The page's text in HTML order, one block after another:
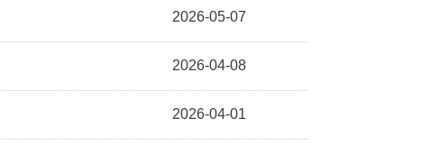
2026-05-07
2026-04-08
2026-04-01